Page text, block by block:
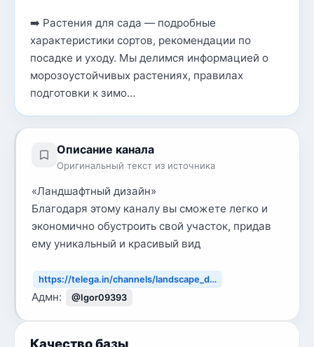
➡️ Растения для сада — подробные
характеристики сортов, рекомендации по
посадке и уходу. Мы делимся информацией о
морозоустойчивых растениях, правилах
подготовки к зимо…
Описание канала
Оригинальный текст из источника
«Ландшафтный дизайн»
Благодаря этому каналу вы сможете легко и
экономично обустроить свой участок, придав
ему уникальный и красивый вид
https://telega.in/channels/landscape_d…
Адмн: @Igor09393
Качество базы